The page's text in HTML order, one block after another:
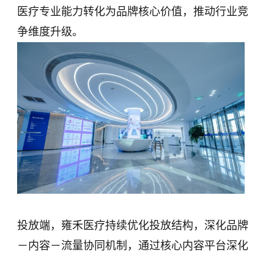
医疗专业能力转化为品牌核心价值，推动行业竞
争维度升级。
投放端，雍禾医疗持续优化投放结构，深化品牌
－内容－流量协同机制，通过核心内容平台深化